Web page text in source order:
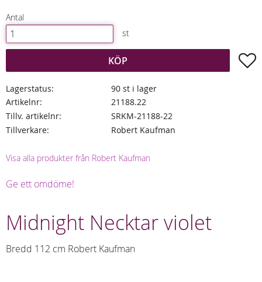
Antal
st
KÖP
Lagerstatus
90 st i lager
Artikelnr
21188.22
Tillv. artikelnr
SRKM-21188-22
Tillverkare
Robert Kaufman
Visa alla produkter från Robert Kaufman
Ge ett omdöme!
Midnight Necktar violet
Bredd 112 cm Robert Kaufman